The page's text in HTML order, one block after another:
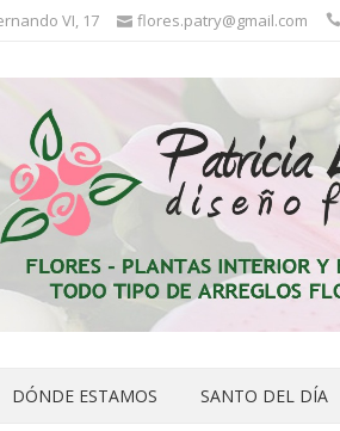
VI, 17 flores.patry@gmail.com
DÓNDE ESTAMOS SANTO DEL DÍA